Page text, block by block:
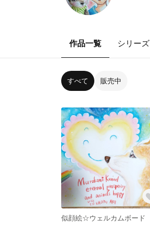
作品一覧 シリーズ
すべて 販売中
似顔絵☆ウェルカムボード